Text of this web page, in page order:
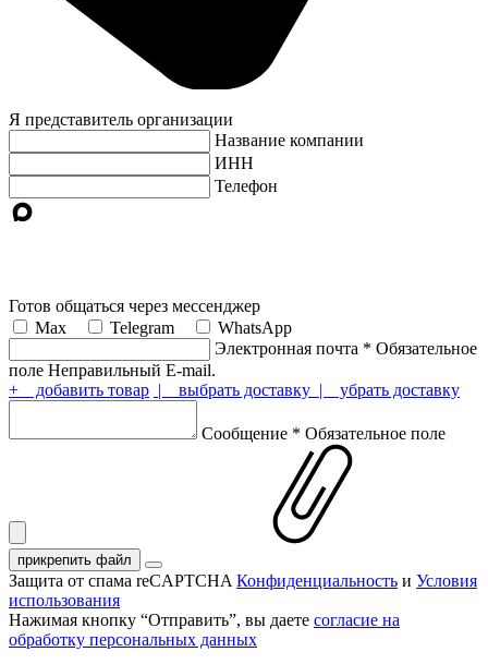
Я представитель организации
Название компании
ИНН
Телефон
Готов общаться через мессенджер
Max
Telegram
WhatsApp
Электронная почта * Обязательное
поле Неправильный E-mail.
+ добавить товар | выбрать доставку | убрать доставку
Сообщение * Обязательное поле
прикрепить файл
Защита от спама reCAPTCHA Конфиденциальность и Условия
использования
Нажимая кнопку “Отправить”, вы даете согласие на
обработку персональных данных